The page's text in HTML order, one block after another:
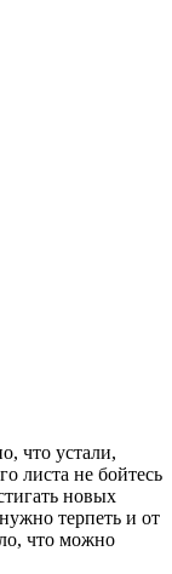
что устали,
листа не бойтесь
новых
терпеть и от
что можно